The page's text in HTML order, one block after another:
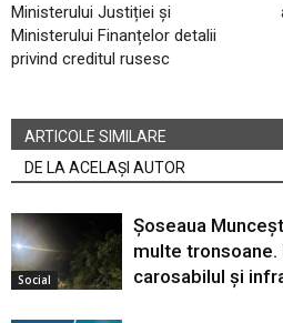
Ministerului Justiției și
Ministerului Finanțelor detalii
privind creditul rusesc
ARTICOLE SIMILARE
DE LA ACELAȘI AUTOR
Social
Șoseaua
multe tronsoane.
carosabilul și